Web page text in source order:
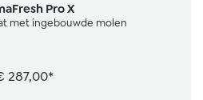
Pro X
met ingebouwde molen
287,00*